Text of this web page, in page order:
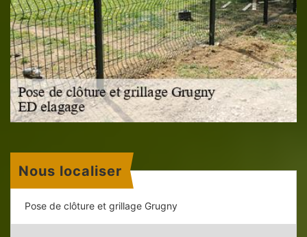
Nous localiser
Pose de clôture et grillage Grugny